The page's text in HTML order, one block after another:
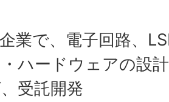
業で、電子回路、
ハードウェアの設
受託開発